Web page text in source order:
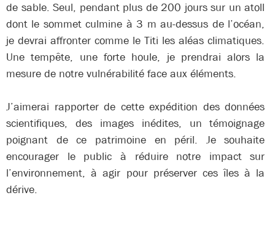
de sable. Seul, pendant plus de 200 jours sur un atoll
dont le sommet culmine à 3 m au-dessus de l’océan,
je devrai affronter comme le Titi les aléas climatiques.
Une tempête, une forte houle, je prendrai alors la
mesure de notre vulnérabilité face aux éléments.
J’aimerai rapporter de cette expédition des données
scientifiques, des images inédites, un témoignage
poignant de ce patrimoine en péril. Je souhaite
encourager le public à réduire notre impact sur
l’environnement, à agir pour préserver ces îles à la
dérive.